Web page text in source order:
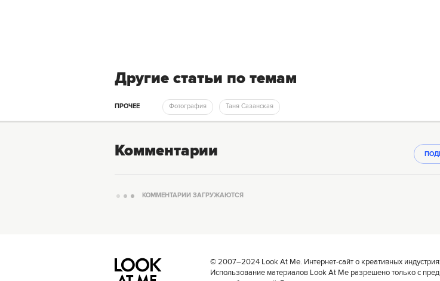
Другие статьи по темам
ПРОЧЕЕ Фотография Таня Сазанская
Комментарии
КОММЕНТАРИИ ЗАГРУЖАЮТСЯ
© 2007–2024 Look At Me. Интернет-сайт о креативных
Использование материалов Look At Me разрешено только с